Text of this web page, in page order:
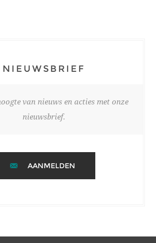
NIEUWSBRIEF
van nieuws en acties met onze
nieuwsbrief.
AANMELDEN